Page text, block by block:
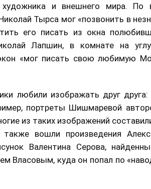
художника и внешнего мира. По
Тырса мог «позвонить в
его писать из окна
Лапшин, в комнате на
«мог писать свою любимую
любили изображать друг друга:
портреты Шишмаревой
из таких изображений
вошли произведения
Валентина Серова,
Власовым, куда он попал по